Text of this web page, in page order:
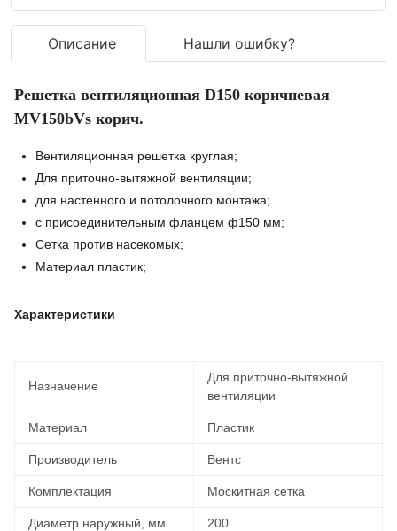
Описание Нашли ошибку?
Решетка вентиляционная D150 коричневая
MV150bVs корич.
Вентиляционная решетка круглая;
Для приточно-вытяжной вентиляции;
для настенного и потолочного монтажа;
с присоединительным фланцем ф150 мм;
Сетка против насекомых;
Материал пластик;
Характеристики
Назначение
Для приточно-вытяжной
вентиляции
Материал Пластик
Производитель Вентс
Комплектация Москитная сетка
Диаметр наружный, мм 200